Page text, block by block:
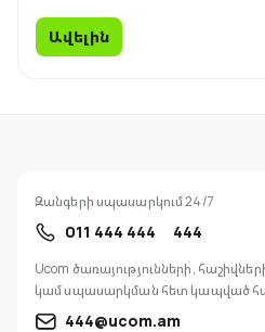
Ավելին
Զանգերի սպասարկում 24/7
011 444 444 444
Ucom ծառայությունների,
կամ սպասարկման հետ կապված
444@ucom.am